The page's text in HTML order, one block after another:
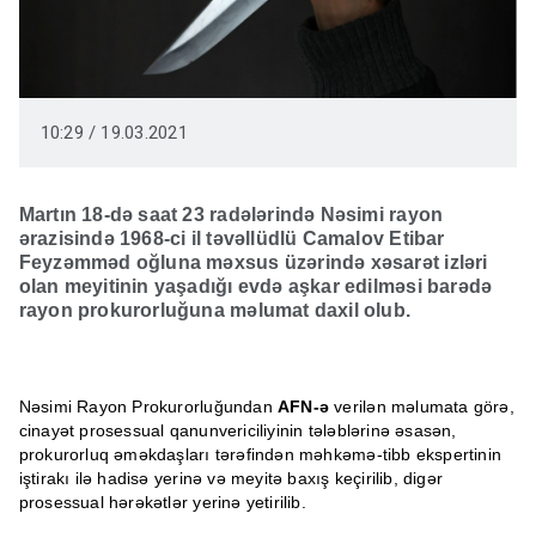
10:29 / 19.03.2021
Martın 18-də saat 23 radələrində Nəsimi rayon
ərazisində 1968-ci il təvəllüdlü Camalov Etibar
Feyzəmməd oğluna məxsus üzərində xəsarət izləri
olan meyitinin yaşadığı evdə aşkar edilməsi barədə
rayon prokurorluğuna məlumat daxil olub.
Nəsimi Rayon Prokurorluğundan AFN-ə verilən məlumata görə,
cinayət prosessual qanunvericiliyinin tələblərinə əsasən,
prokurorluq əməkdaşları tərəfindən məhkəmə-tibb ekspertinin
iştirakı ilə hadisə yerinə və meyitə baxış keçirilib, digər
prosessual hərəkətlər yerinə yetirilib.